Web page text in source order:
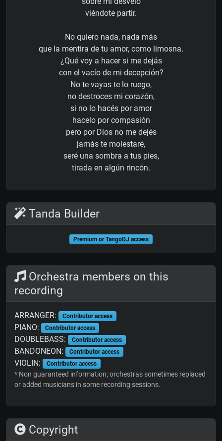
viéndote partir.
No quiero nada, nada más
que la mentira de tu amor, como limosna.
¿Qué voy a hacer si me dejás
con el vacío de mi decepción?
No te vayas te lo ruego,
no destroces mi corazón,
si no lo hacés por amor
hacelo por compasión
pero por Dios no me dejés
jamás te molestaré,
seré una sombra a tus pies,
tirada en algún rincón.
Tanda Builder
Premium or TangoDJ access
Orchestra members on this
recording
ARRANGER: Contributor access
PIANO: Contributor access
DOUBLEBASS: Contributor access
BANDONEON: Contributor access
VIOLIN: Contributor access
* Non guaranteed information; orchestras sometimes replaced
or added musicians in some recording sessions.
Copyright